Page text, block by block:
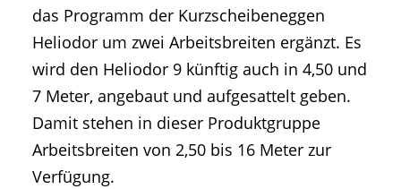
das Programm der Kurzscheibeneggen
Heliodor um zwei Arbeitsbreiten ergänzt. Es
wird den Heliodor 9 künftig auch in 4,50 und
7 Meter, angebaut und aufgesattelt geben.
Damit stehen in dieser Produktgruppe
Arbeitsbreiten von 2,50 bis 16 Meter zur
Verfügung.